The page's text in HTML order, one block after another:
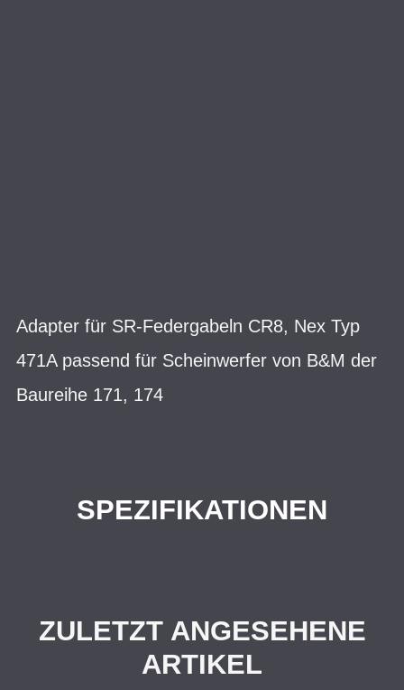
Adapter für SR-Federgabeln CR8, Nex Typ
471A passend für Scheinwerfer von B&M der
Baureihe 171, 174
SPEZIFIKATIONEN
ZULETZT ANGESEHENE
ARTIKEL